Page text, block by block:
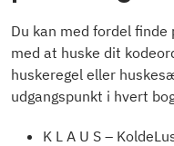
Du kan med fordel
med at huske dit
huskeregel eller
udgangspunkt i hvert
K L A U S –